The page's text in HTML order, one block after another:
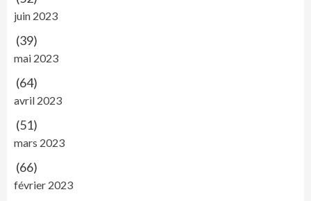
juin 2023
(39)
mai 2023
(64)
avril 2023
(51)
mars 2023
(66)
février 2023